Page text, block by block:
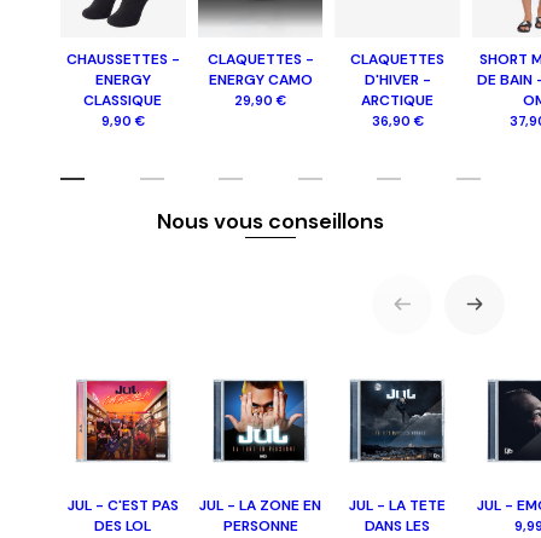
CHAUSSETTES -
ENERGY
CLASSIQUE
9,90 €
CLAQUETTES -
ENERGY CAMO
29,90 €
CLAQUETTES
D'HIVER -
ARCTIQUE
36,90 €
SHORT
DE
Nous vous conseillons
JUL - C'EST PAS
DES LOL
JUL - LA ZONE EN
PERSONNE
JUL - LA TETE
DANS LES
JUL -